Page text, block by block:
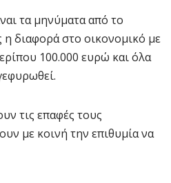
τα μηνύματα από το
διαφορά στο οικονομικό με
100.000 ευρώ και όλα
τις επαφές τους
με κοινή την επιθυμία να